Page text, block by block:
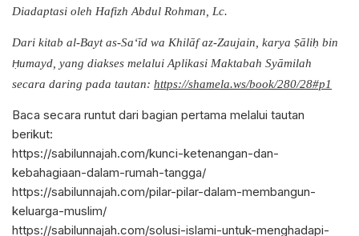
Diadaptasi oleh Hafizh Abdul Rohman, Lc.
Dari kitab al-Bayt as-Sa‘īd wa Khilāf az-Zaujain, karya Ṣāliḥ bin
Ḥumayd, yang diakses melalui Aplikasi Maktabah Syāmilah
secara daring pada tautan: https://shamela.ws/book/280/28#p1
Baca secara runtut dari bagian pertama melalui tautan
berikut:
https://sabilunnajah.com/kunci-ketenangan-dan-
kebahagiaan-dalam-rumah-tangga/
https://sabilunnajah.com/pilar-pilar-dalam-membangun-
keluarga-muslim/
https://sabilunnajah.com/solusi-islami-untuk-menghadapi-